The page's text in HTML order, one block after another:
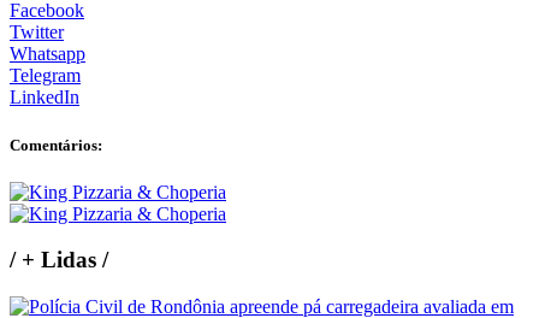
Facebook
Twitter
Whatsapp
Telegram
LinkedIn
Comentários:
/+ Lidas /